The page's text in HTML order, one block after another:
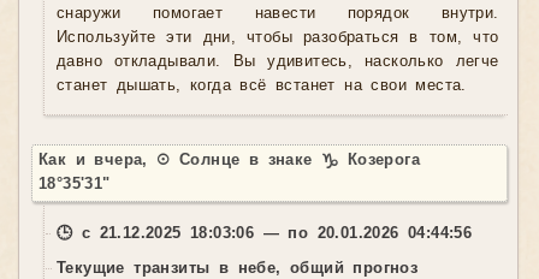
снаружи помогает навести порядок внутри.
Используйте эти дни, чтобы разобраться в том, что
давно откладывали. Вы удивитесь, насколько легче
станет дышать, когда всё встанет на свои места.
Как и вчера, ☉ Солнце в знаке ♑ Козерога
18°35'31"
🕒 с 21.12.2025 18:03:06 — по 20.01.2026 04:44:56
Текущие транзиты в небе, общий прогноз